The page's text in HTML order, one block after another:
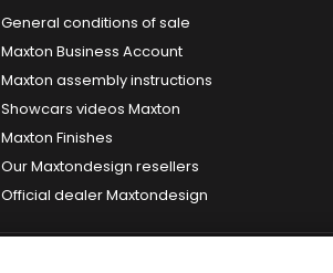
General conditions of sale
Maxton Business Account
Maxton assembly instructions
Showcars videos Maxton
Maxton Finishes
Our Maxtondesign resellers
Official dealer Maxtondesign